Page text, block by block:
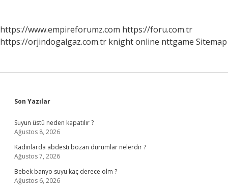
https://www.empireforumz.com https://foru.com.tr
https://orjindogalgaz.com.tr knight online nttgame Sitemap
Sidebar
Son Yazılar
Suyun üstü neden kapatılır ?
Ağustos 8, 2026
Kadınlarda abdesti bozan durumlar nelerdir ?
Ağustos 7, 2026
Bebek banyo suyu kaç derece olm ?
Ağustos 6, 2026